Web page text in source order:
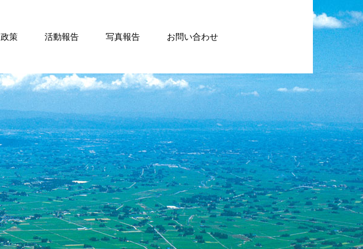
政策 活動報告 写真報告 お問い合わせ